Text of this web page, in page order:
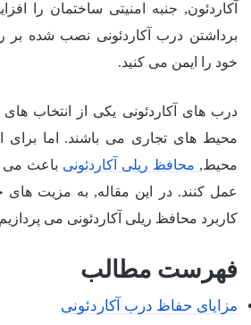
آکاردئون, جنبه امنیتی ساختمان را
برداشتن درب آکاردئونی نصب شده بر
خود را ایمن می کنید.
درب های آکاردئونی یکی از انتخاب
محیط های تجاری می باشند. اما برای
محیط, محافظ ریلی آکاردئونی باعث می
عمل کنند. در این مقاله, به مزیت های
کاربرد محافظ ریلی آکاردئونی می
فهرست مطالب
مزایای حفاظ درب آکاردئونی